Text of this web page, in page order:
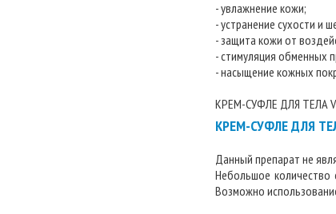
- увлажнение кожи;
- устранение сухости и
- защита кожи от
- стимуляция обменных
- насыщение кожных
КРЕМ-СУФЛЕ ДЛЯ ТЕЛА
КРЕМ-СУФЛЕ ДЛЯ
Данный препарат не
Небольшое количество
Возможно